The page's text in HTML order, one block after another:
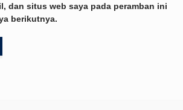
dan situs web saya pada peramban ini
berikutnya.